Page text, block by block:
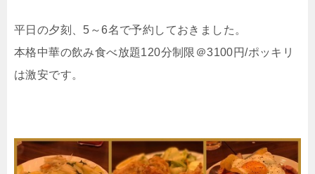
平日の夕刻、5～6名で予約しておきました。
本格中華の飲み食べ放題120分制限＠3100円/ポッキリ
は激安です。